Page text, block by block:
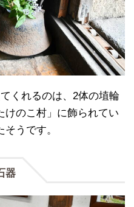
くれるのは、2体の埴輪
けのこ村」に飾られてい
うです。
器